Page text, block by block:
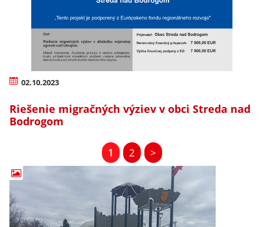
02.10.2023
Riešenie migračných výziev v obci Streda nad
Bodrogom
1 2 >